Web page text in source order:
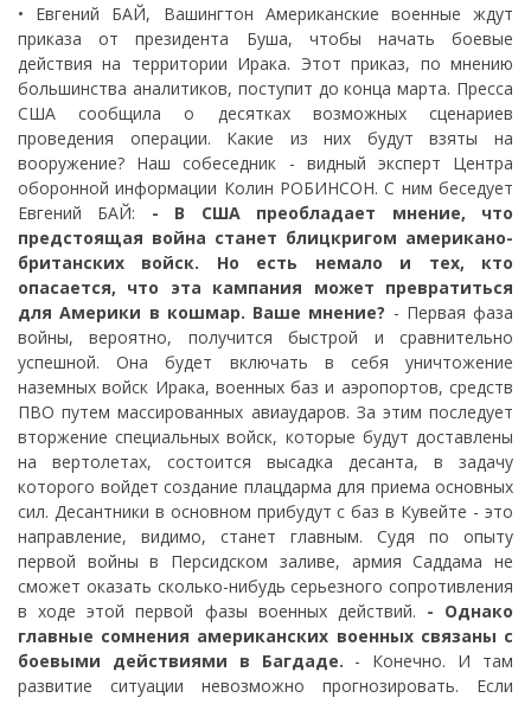
• Евгений БАЙ, Вашингтон Американские военные ждут
приказа от президента Буша, чтобы начать боевые
действия на территории Ирака. Этот приказ, по мнению
большинства аналитиков, поступит до конца марта. Пресса
США сообщила о десятках возможных сценариев
проведения операции. Какие из них будут взяты на
вооружение? Наш собеседник - видный эксперт Центра
оборонной информации Колин РОБИНСОН. С ним беседует
Евгений БАЙ: - В США преобладает мнение, что
предстоящая война станет блицкригом американо-
британских войск. Но есть немало и тех, кто
опасается, что эта кампания может превратиться
для Америки в кошмар. Ваше мнение? - Первая фаза
войны, вероятно, получится быстрой и сравнительно
успешной. Она будет включать в себя уничтожение
наземных войск Ирака, военных баз и аэропортов, средств
ПВО путем массированных авиаударов. За этим последует
вторжение специальных войск, которые будут доставлены
на вертолетах, состоится высадка десанта, в задачу
которого войдет создание плацдарма для приема основных
сил. Десантники в основном прибудут с баз в Кувейте - это
направление, видимо, станет главным. Судя по опыту
первой войны в Персидском заливе, армия Саддама не
сможет оказать сколько-нибудь серьезного сопротивления
в ходе этой первой фазы военных действий. - Однако
главные сомнения американских военных связаны с
боевыми действиями в Багдаде. - Конечно. И там
развитие ситуации невозможно прогнозировать. Если